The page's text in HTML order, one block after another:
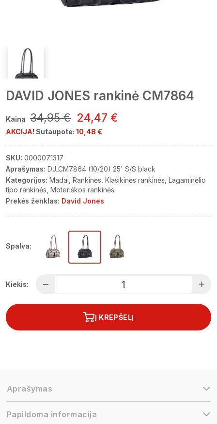
DAVID JONES rankinė CM7864
Kaina 34,95 € 24,47 €
AKCIJA! Sutaupote: 10,48 €
SKU: 0000071317
Aprašymas: DJ_CM7864 (10/20) 25' S/S black
Kategorijos: Madai Rankinės Klasikinės rankinės Lagaminėlio
tipo rankinės Moteriškos rankinės
Prekės ženklas: David Jones
Spalva:
Kiekis:
Į KREPŠELĮ
Aprašymas
Papildoma informacija